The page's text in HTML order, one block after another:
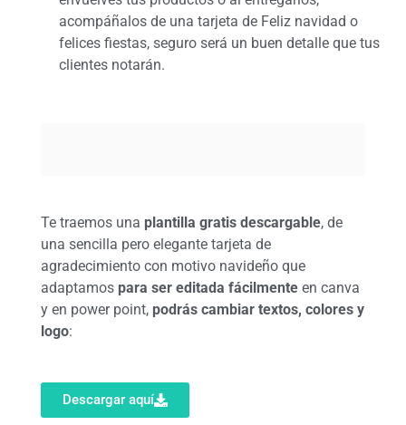
acompáñalos de una tarjeta de Feliz navidad o
felices fiestas, seguro será un buen detalle que tus
clientes notarán.
Te traemos una plantilla gratis descargable, de
una sencilla pero elegante tarjeta de
agradecimiento con motivo navideño que
adaptamos para ser editada fácilmente en canva
y en power point, podrás cambiar textos, colores y
logo:
Descargar aquí